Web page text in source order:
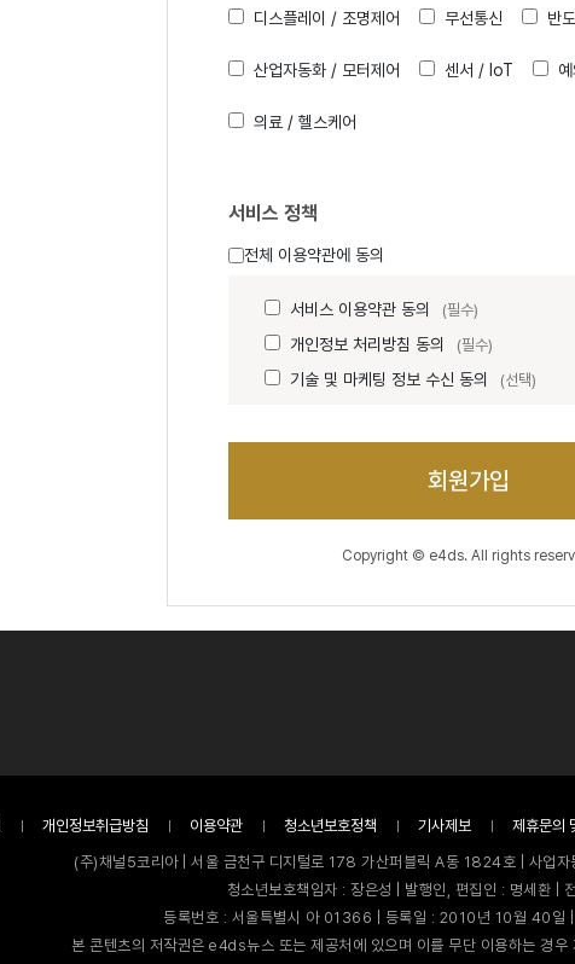
디스플레이 / 조명제어 무선통신 반
산업자동화 / 모터제어 센서 / IoT 예
의료 / 헬스케어
서비스 정책
전체 이용약관에 동의
서비스 이용약관 동의 (필수)
개인정보 처리방침 동의 (필수)
기술 및 마케팅 정보 수신 동의 (선택)
회원가입
Copyright © e4ds. All rights
개인정보취급방침 이용약관 청소년보호정책 기사제보 제휴문의
(주)채널5코리아 | 서울 금천구 디지털로 178 가산퍼블릭 A동 1824호 | 사
청소년보호책임자 : 장은성 | 발행인, 편집인 : 명세
등록번호 : 서울특별시 아 01366 | 등록일 : 2010년 10월 40
본 콘텐츠의 저작권은 e4ds뉴스 또는 제공처에 있으며 이를 무단 이용하는 경우